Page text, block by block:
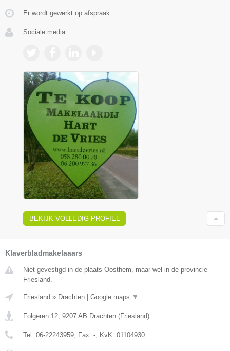
Er wordt gewerkt op afspraak.
Sociale media:
BEKIJK VOLLEDIG PROFIEL
Klaverbladmakelaaars
Niet gevestigd in de plaats Oosthem, maar wel in de provincie
Friesland.
Friesland » Drachten Google maps ▼
Folgeren 12, 9207 AB Drachten (Friesland)
Tel: 06-22243959, Fax: -, KvK: 01104930